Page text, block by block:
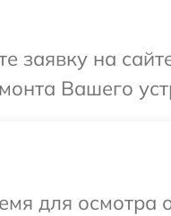
заявку на
Вашего
для осмотра